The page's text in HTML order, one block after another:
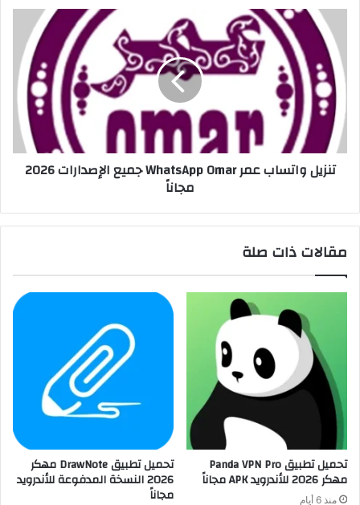
تنزيل واتساب عمر WhatsApp Omar جميع الإصدارات 2026
مجاناً
مقالات ذات صلة
تحميل تطبيق Panda VPN Pro
مهكر 2026 للأندرويد APK مجاناً
منذ 6 أيام
تحميل تطبيق DrawNote مهكر
2026 النسخة المدفوعة للأندرويد
مجاناً